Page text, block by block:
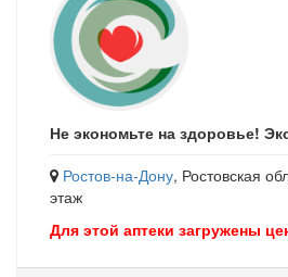
Не экономьте на здоровье!
Ростов-на-Дону, Ростовская
этаж
Для этой аптеки загружены